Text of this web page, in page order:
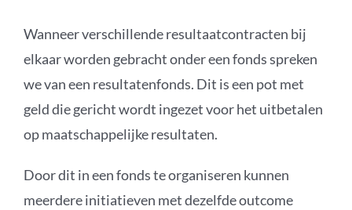
Wanneer verschillende resultaatcontracten bij
elkaar worden gebracht onder een fonds spreken
we van een resultatenfonds. Dit is een pot met
geld die gericht wordt ingezet voor het uitbetalen
op maatschappelijke resultaten.
Door dit in een fonds te organiseren kunnen
meerdere initiatieven met dezelfde outcome